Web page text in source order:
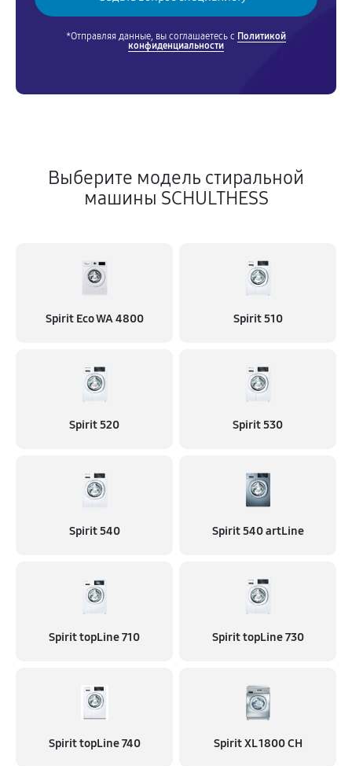
*Отправляя данные, вы соглашаетесь с Политикой
конфиденциальности
Выберите модель стиральной
машины SCHULTHESS
Spirit Eco WA 4800 Spirit 510
Spirit 520 Spirit 530
Spirit 540 Spirit 540 artLine
Spirit topLine 710 Spirit topLine 730
Spirit topLine 740 Spirit XL 1800 CH